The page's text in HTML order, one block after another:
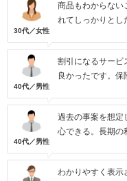
30代／女性
商品もわからない
れてしっかりとし
40代／男性
割引になるサービ
良かったです。
40代／男性
過去の事案を想定
心できる。長期の
わかりやすく表示